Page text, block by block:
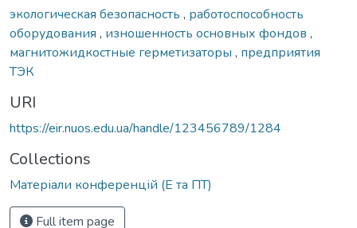
экологическая безопасность , работоспособность
оборудования , изношенность основных фондов ,
магнитожидкостные герметизаторы , предприятия
ТЭК
URI
https://eir.nuos.edu.ua/handle/123456789/1284
Collections
Матеріали конференцій (Е та ПТ)
Full item page